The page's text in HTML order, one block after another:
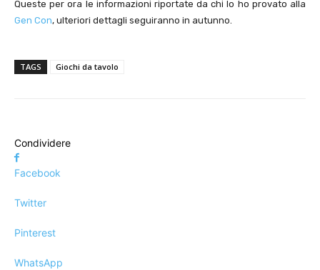
Queste per ora le informazioni riportate da chi lo ho provato alla
Gen Con, ulteriori dettagli seguiranno in autunno.
TAGS Giochi da tavolo
Condividere
Facebook
Twitter
Pinterest
WhatsApp